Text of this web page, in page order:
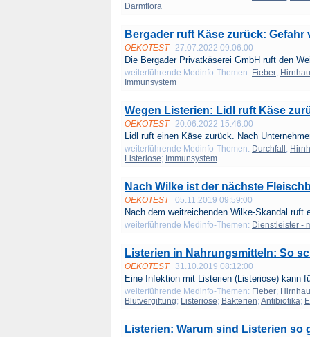
Darmflora
Bergader ruft Käse zurück: Gefahr
OEKOTEST 27.07.2022 09:06:00
Die Bergader Privatkäserei GmbH ruft den
weiterführende Medinfo-Themen: Fieber;
Immunsystem
Wegen Listerien: Lidl ruft Käse
OEKOTEST 20.06.2022 15:46:00
Lidl ruft einen Käse zurück. Nach
weiterführende Medinfo-Themen: Durchfall ;
Listeriose; Immunsystem
Nach Wilke ist der nächste
OEKOTEST 05.11.2019 09:59:00
Nach dem weitreichenden Wilke-Skandal ruft
weiterführende Medinfo-Themen: Dienstleister -
Listerien in Nahrungsmitteln: So
OEKOTEST 31.10.2019 08:12:00
Eine Infektion mit Listerien (Listeriose) kann
weiterführende Medinfo-Themen: Fieber;
Blutvergiftung; Listeriose; Bakterien; Antibiotika;
Listerien: Warum sind Listerien so